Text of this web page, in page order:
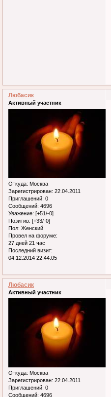
Любасик
Активный участник
Откуда: Москва
Зарегистрирован: 22.04.2011
Приглашений: 0
Сообщений: 4696
Уважение: [+51/-0]
Позитив: [+33/-0]
Пол: Женский
Провел на форуме:
27 дней 21 час
Последний визит:
04.12.2014 22:44:05
Любасик
Активный участник
Откуда: Москва
Зарегистрирован: 22.04.2011
Приглашений: 0
Сообщений: 4696